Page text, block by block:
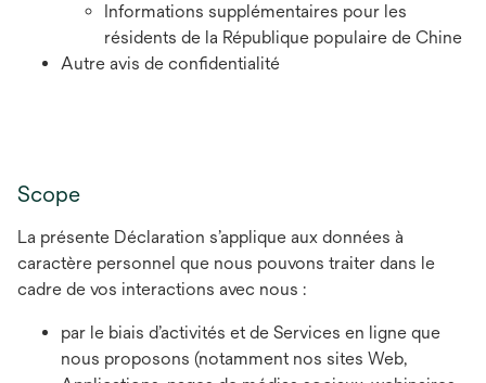
Informations supplémentaires pour les
résidents de la République populaire de Chine
Autre avis de confidentialité
Scope
La présente Déclaration s’applique aux données à
caractère personnel que nous pouvons traiter dans le
cadre de vos interactions avec nous :
par le biais d’activités et de Services en ligne que
nous proposons (notamment nos sites Web,